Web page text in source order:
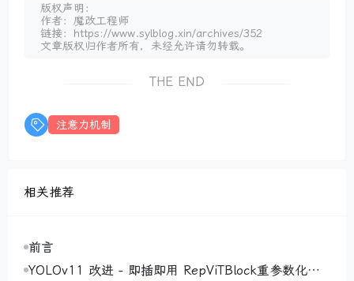
版权声明：
作者：魔改工程师
链接：https://www.sylblog.xin/archives/352
文章版权归作者所有，未经允许请勿转载。
THE END
注意力机制
相关推荐
前言
YOLOv11 改进 - 即插即用 RepViTBlock重参数化视